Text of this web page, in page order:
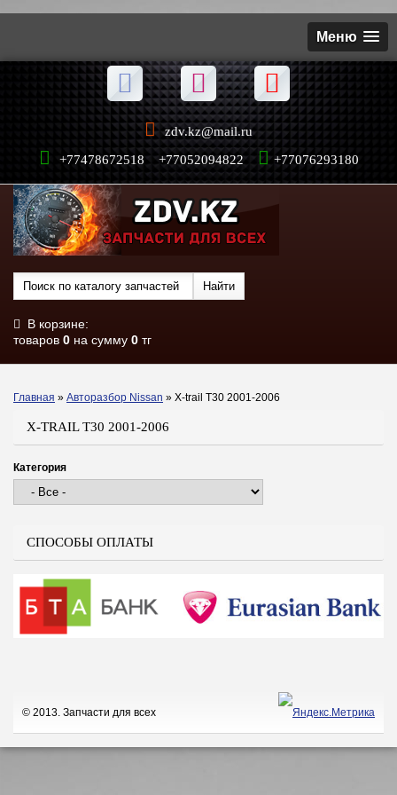
Меню
zdv.kz@mail.ru
+77478672518 +77052094822
+77076293180
В корзине:
товаров 0 на сумму 0 тг
Вы здесь
Главная » Авторазбор Nissan » X-trail T30 2001-2006
X-TRAIL T30 2001-2006
Категория
СПОСОБЫ ОПЛАТЫ
© 2013. Запчасти для всех